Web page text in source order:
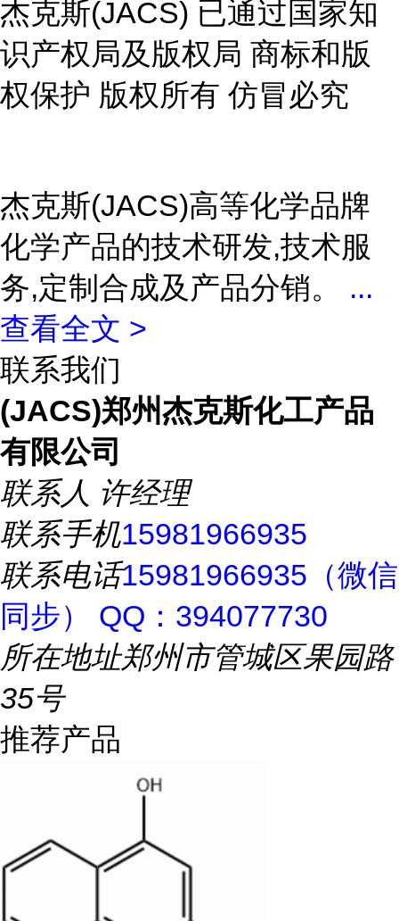
杰克斯(JACS) 已通过国家知
识产权局及版权局 商标和版
权保护 版权所有 仿冒必究
杰克斯(JACS)高等化学品牌
化学产品的技术研发,技术服
务,定制合成及产品分销。 ...
查看全文 >
联系我们
(JACS)郑州杰克斯化工产品
有限公司
联系人 许经理
联系手机15981966935
联系电话15981966935（微信
同步） QQ：394077730
所在地址郑州市管城区果园路
35号
推荐产品